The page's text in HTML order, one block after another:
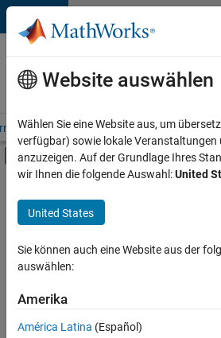
Weiter zum Inhalt
Karriere
bei
MathWorks
– Übersicht Stellensuche
Umschaltung für Off-
Hauptinhalt
Ausgewählte
speichern
Es
nicht
Website auswählen
Wählen Sie eine Website aus, um
verfügbar) sowie lokale Veranstaltungen
anzuzeigen. Auf der Grundlage Ihres
wir Ihnen die folgende Auswahl:United
United States
Sie können auch eine Website aus der
auswählen:
Amerika
América Latina (Español)